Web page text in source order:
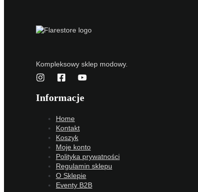
Kompleksowy sklep modowy.
Informacje
Home
Kontakt
Koszyk
Moje konto
Polityka prywatności
Regulamin sklepu
O Sklepie
Eventy B2B